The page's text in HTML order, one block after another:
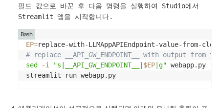
필드 값으로 바꾼 후 다음 명령을 실행하여 Studio에서
Streamlit 앱을 시작합니다.
EP=
# replace __API_GW_ENDPOINT__ with output
sed
-i "s|__API_GW_ENDPOINT__| $EP |g" webapp.py
streamlit run webapp.py
Bash